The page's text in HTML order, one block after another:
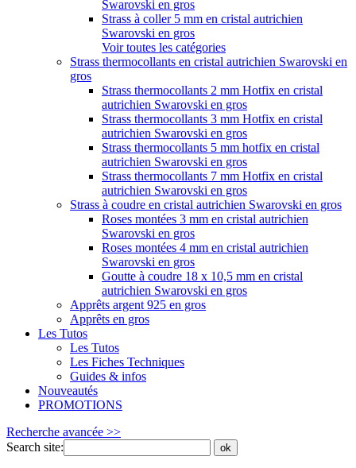
Swarovski en gros
Strass à coller 5 mm en cristal autrichien
Swarovski en gros
Voir toutes les catégories
Strass thermocollants en cristal autrichien Swarovski en
gros
Strass thermocollants 2 mm Hotfix en cristal
autrichien Swarovski en gros
Strass thermocollants 3 mm Hotfix en cristal
autrichien Swarovski en gros
Strass thermocollants 5 mm hotfix en cristal
autrichien Swarovski en gros
Strass thermocollants 7 mm Hotfix en cristal
autrichien Swarovski en gros
Strass à coudre en cristal autrichien Swarovski en gros
Roses montées 3 mm en cristal autrichien
Swarovski en gros
Roses montées 4 mm en cristal autrichien
Swarovski en gros
Goutte à coudre 18 x 10,5 mm en cristal
autrichien Swarovski en gros
Apprêts argent 925 en gros
Apprêts en gros
Les Tutos
Les Tutos
Les Fiches Techniques
Guides & infos
Nouveautés
PROMOTIONS
Recherche avancée >>
Search site:
ok